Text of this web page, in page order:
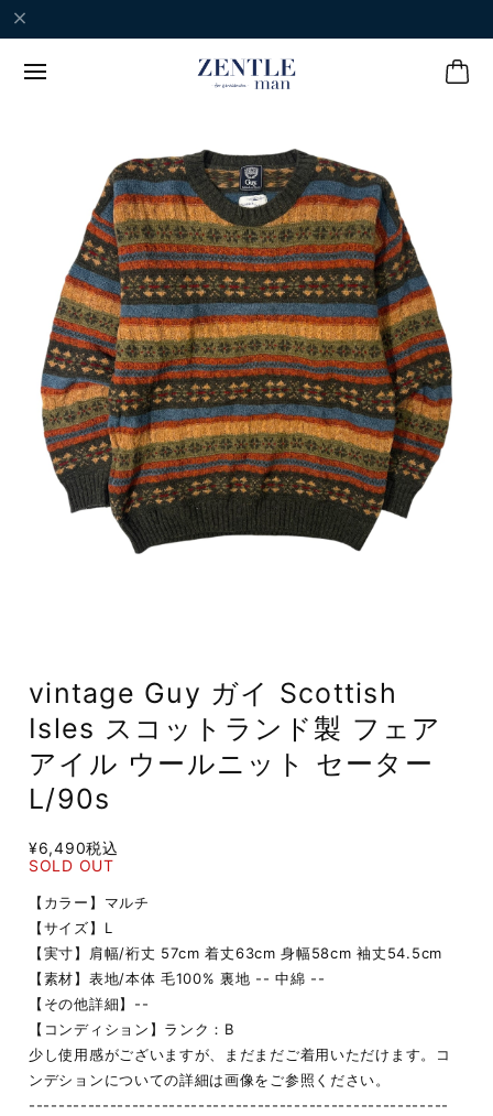
vintage Guy ガイ Scottish
Isles スコットランド製 フェア
アイル ウールニット セーター
L/90s
¥6,490税込
SOLD OUT
【カラー】マルチ
【サイズ】L
【実寸】肩幅/裄丈 57cm 着丈63cm 身幅58cm 袖丈54.5cm
【素材】表地/本体 毛100% 裏地 -- 中綿 --
【その他詳細】--
【コンディション】ランク：B
少し使用感がございますが、まだまだご着用いただけます。コ
ンデションについての詳細は画像をご参照ください。
---------------------------------------------------------